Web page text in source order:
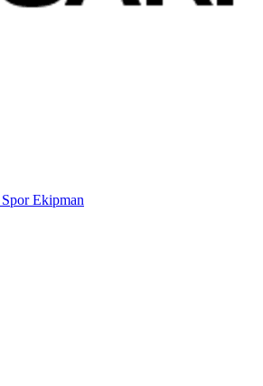
Spor Ekipman